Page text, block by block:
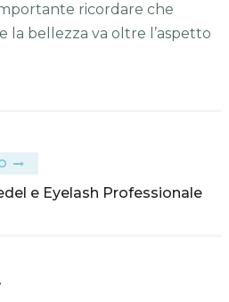
ricordare che
la bellezza va oltre l’aspetto
e Eyelash Professionale